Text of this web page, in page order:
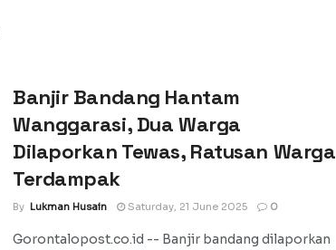
Banjir Bandang Hantam
Wanggarasi, Dua Warga
Dilaporkan Tewas, Ratusan Warga
Terdampak
By Lukman Husain Saturday, 21 June 2025 0
Gorontalopost.co.id -- Banjir bandang dilaporkan